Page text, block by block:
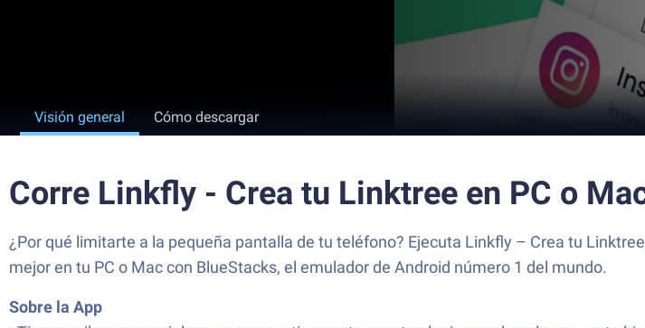
Visión general Cómo descargar
Corre Linkfly - Crea tu Linktree en PC o
¿Por qué limitarte a la pequeña pantalla de tu teléfono? Ejecuta Linkfly – Crea tu
mejor en tu PC o Mac con BlueStacks, el emulador de Android número 1 del mundo.
Sobre la App